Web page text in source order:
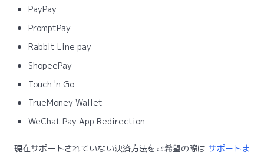
PayPay
PromptPay
Rabbit Line pay
ShopeePay
Touch 'n Go
TrueMoney Wallet
WeChat Pay App Redirection
現在サポートされていない決済方法をご希望の際は サポートま